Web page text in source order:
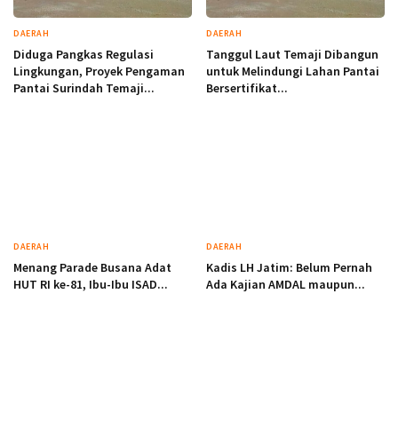
DAERAH
Diduga Pangkas Regulasi
Lingkungan, Proyek Pengaman
Pantai Surindah Temaji...
DAERAH
Tanggul Laut Temaji Dibangun
untuk Melindungi Lahan Pantai
Bersertifikat...
DAERAH
Menang Parade Busana Adat
HUT RI ke-81, Ibu-Ibu ISAD...
DAERAH
Kadis LH Jatim: Belum Pernah
Ada Kajian AMDAL maupun...